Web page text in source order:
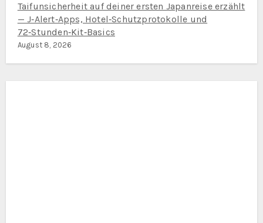
Taifunsicherheit auf deiner ersten Japanreise erzählt
— J‑Alert‑Apps, Hotel‑Schutzprotokolle und
72‑Stunden‑Kit‑Basics
August 8, 2026